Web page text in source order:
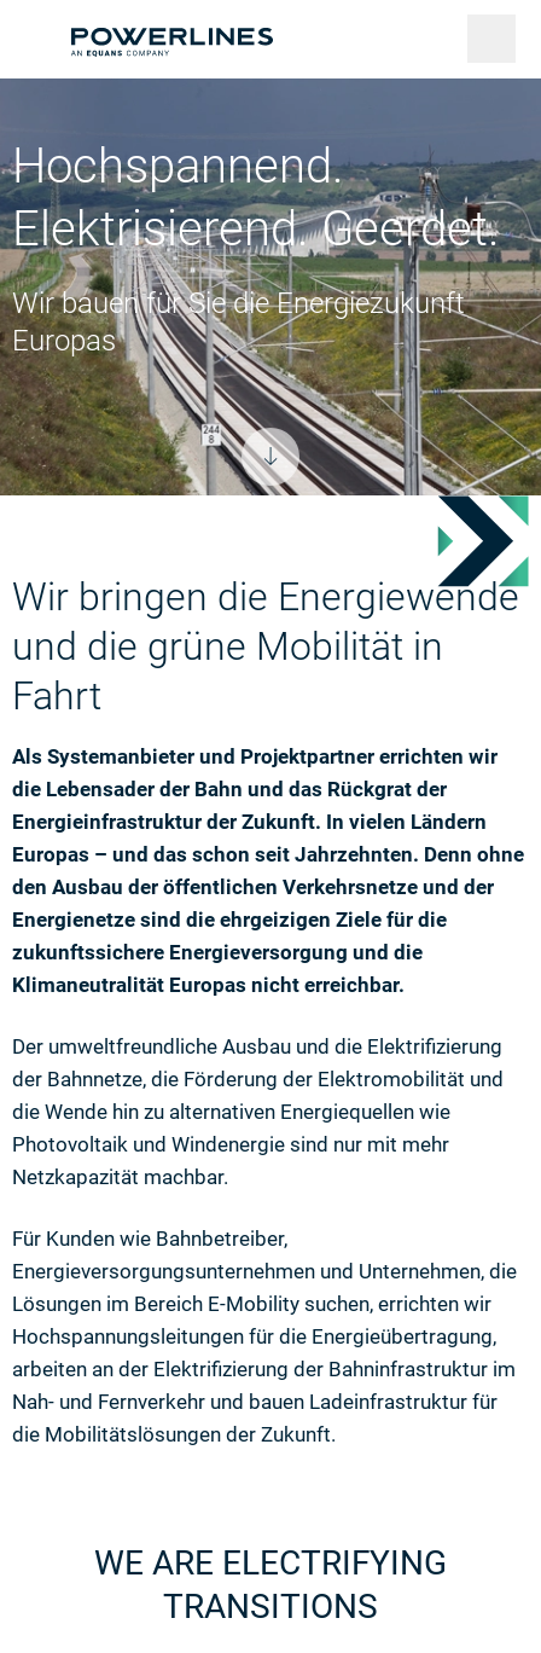
Hochspannend.
Elektrisierend. Geerdet.
Wir bauen für Sie die Energiezukunft
Europas
Wir bringen die Energiewende
und die grüne Mobilität in
Fahrt
Als Systemanbieter und Projektpartner errichten wir
die Lebensader der Bahn und das Rückgrat der
Energieinfrastruktur der Zukunft. In vielen Ländern
Europas – und das schon seit Jahrzehnten. Denn ohne
den Ausbau der öffentlichen Verkehrsnetze und der
Energienetze sind die ehrgeizigen Ziele für die
zukunftssichere Energieversorgung und die
Klimaneutralität Europas nicht erreichbar.
Der umweltfreundliche Ausbau und die Elektrifizierung
der Bahnnetze, die Förderung der Elektromobilität und
die Wende hin zu alternativen Energiequellen wie
Photovoltaik und Windenergie sind nur mit mehr
Netzkapazität machbar.
Für Kunden wie Bahnbetreiber,
Energieversorgungsunternehmen und Unternehmen, die
Lösungen im Bereich E-Mobility suchen, errichten wir
Hochspannungsleitungen für die Energieübertragung,
arbeiten an der Elektrifizierung der Bahninfrastruktur im
Nah- und Fernverkehr und bauen Ladeinfrastruktur für
die Mobilitätslösungen der Zukunft.
WE ARE ELECTRIFYING
TRANSITIONS